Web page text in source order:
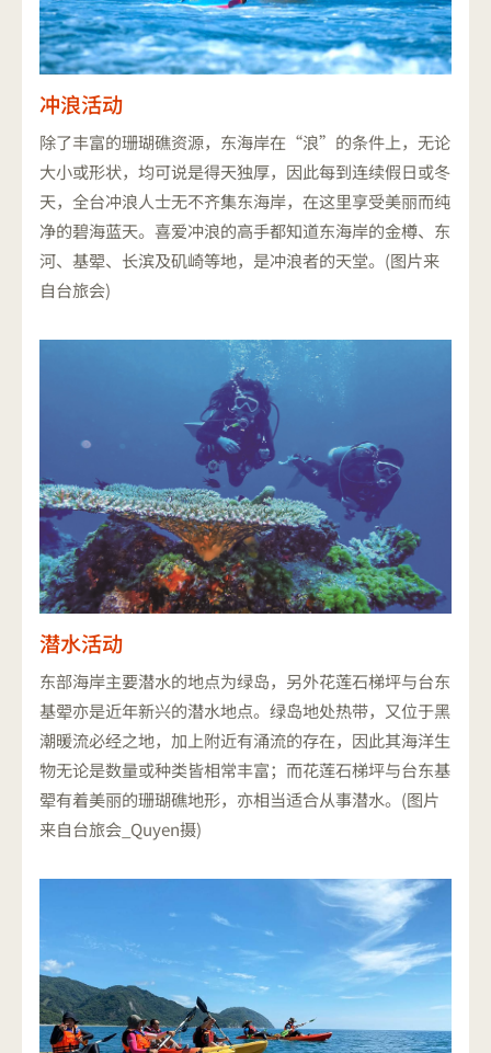
冲浪活动
除了丰富的珊瑚礁资源，东海岸在“浪”的条件上，无论
大小或形状，均可说是得天独厚，因此每到连续假日或冬
天，全台冲浪人士无不齐集东海岸，在这里享受美丽而纯
净的碧海蓝天。喜爱冲浪的高手都知道东海岸的金樽、东
河、基翚、长滨及矶崎等地，是冲浪者的天堂。(图片来
自台旅会)
潜水活动
东部海岸主要潜水的地点为绿岛，另外花莲石梯坪与台东
基翚亦是近年新兴的潜水地点。绿岛地处热带，又位于黑
潮暖流必经之地，加上附近有涌流的存在，因此其海洋生
物无论是数量或种类皆相常丰富；而花莲石梯坪与台东基
翚有着美丽的珊瑚礁地形，亦相当适合从事潜水。(图片
来自台旅会_Quyen摄)